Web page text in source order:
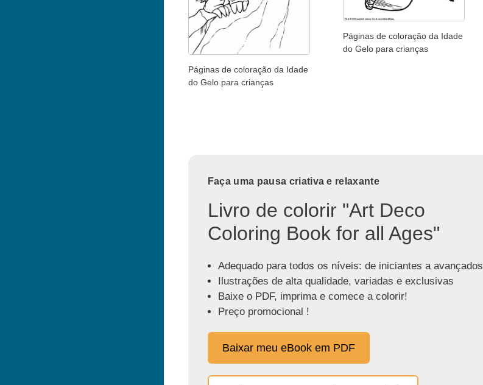
Páginas de coloração da Idade
do Gelo para crianças
Páginas de coloração da Idade
do Gelo para crianças
Faça uma pausa criativa e relaxante
Livro de colorir "Art Deco
Coloring Book for all Ages"
Adequado para todos os níveis: de iniciantes a avançados
Ilustrações de alta qualidade, variadas e exclusivas
Baixe o PDF, imprima e comece a colorir!
Preço promocional !
Baixar meu eBook em PDF